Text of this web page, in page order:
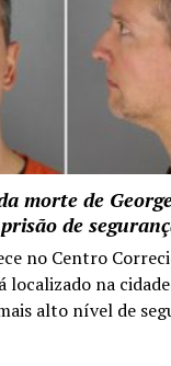
morte de
de
no Centro
localizado na
alto nível de